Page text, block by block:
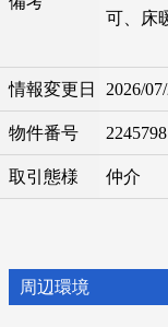
可、床
情報変更日 2026/
物件番号 2245798
取引態様 仲介
周辺環境